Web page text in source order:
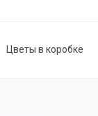
Цветы в коробке